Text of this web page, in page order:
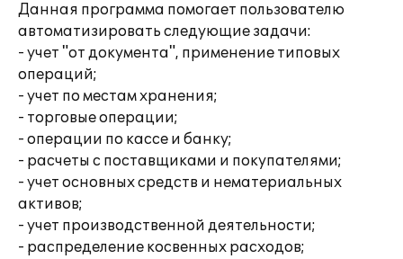
Данная программа помогает пользователю
автоматизировать следующие задачи:
- учет "от документа", применение типовых
операций;
- учет по местам хранения;
- торговые операции;
- операции по кассе и банку;
- расчеты с поставщиками и покупателями;
- учет основных средств и нематериальных
активов;
- учет производственной деятельности;
- распределение косвенных расходов;